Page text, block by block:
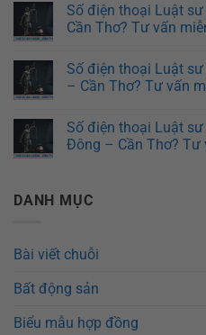
Số điện thoại Luật
Cần Thơ? Tư vấn
Số điện thoại Luật
– Cần Thơ? Tư vấn
Số điện thoại Luật
Đông – Cần Thơ? Tư
DANH MỤC
Bài viết chuỗi
Bất động sản
Biểu mẫu hợp đồng